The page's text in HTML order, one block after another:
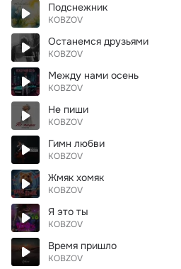
Подснежник
KOBZOV
Останемся друзьями
KOBZOV
Между нами осень
KOBZOV
Не пиши
KOBZOV
Гимн любви
KOBZOV
Жмяк хомяк
KOBZOV
Я это ты
KOBZOV
Время пришло
KOBZOV